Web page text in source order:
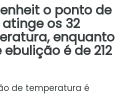
o ponto de
os 32
enquanto
é de 212
de temperatura é